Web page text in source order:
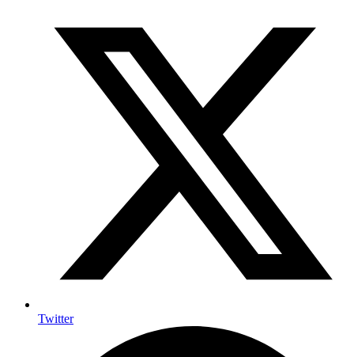
Twitter